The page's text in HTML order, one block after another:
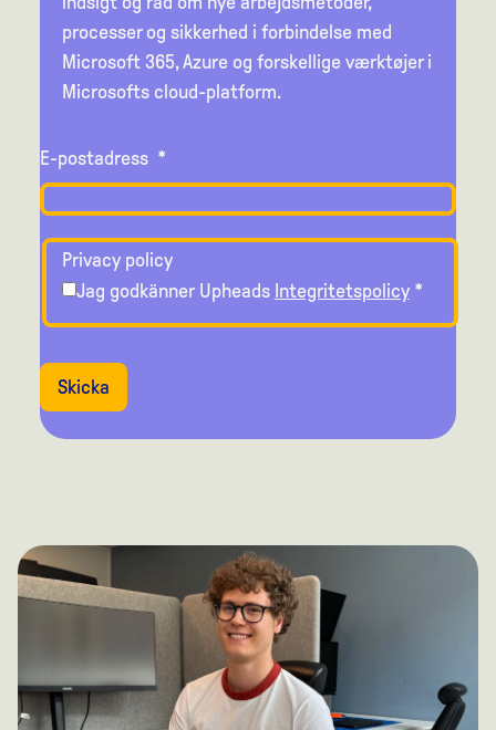
processer og sikkerhed i forbindelse med
Microsoft 365, Azure og forskellige værktøjer i
Microsofts cloud-platform.
E-postadress *
Privacy policy
Jag godkänner Upheads Integritetspolicy*
Skicka